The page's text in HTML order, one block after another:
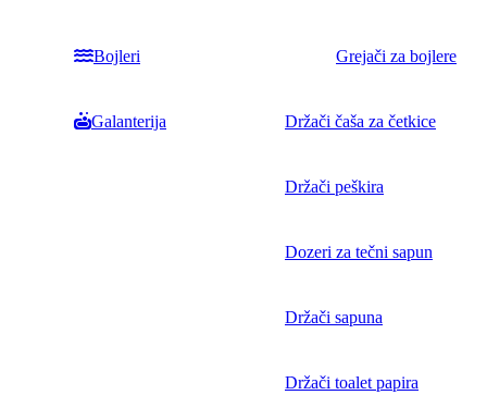
Bojleri Grejači za bojlere
Galanterija Držači čaša za četkice
Držači peškira
Dozeri za tečni sapun
Držači sapuna
Držači toalet papira